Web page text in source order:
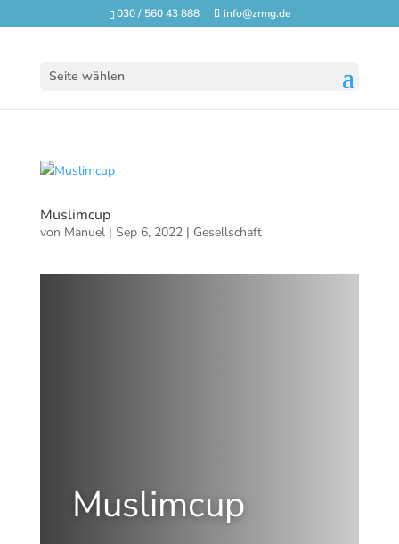
030 / 560 43 888 info@zrmg.de
Seite wählen
Muslimcup
von Manuel| Sep 6, 2022| Gesellschaft
Muslimcup